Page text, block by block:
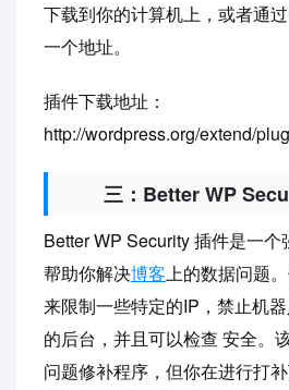
下载到你的计算机上，或者通
一个地址。
插件下载地址：
http://wordpress.org/extend/
三：Better WP
Better WP Security 插件是一个
帮助你解决博客上的数据问题
来限制一些特定的IP，禁止机
的后台，并且可以检查 安全。
问题修补程序，但你在进行打